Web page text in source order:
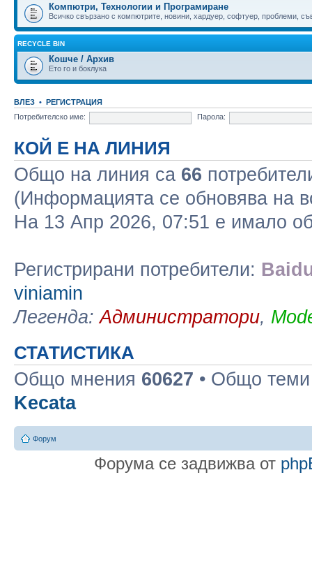
Компютри, Технологии и Програмиране
Всичко свързано с компютрите, новини, хардуер, софтуер, проблеми,
RECYCLE BIN
Кошче / Архив
Ето го и боклука
ВЛЕЗ • РЕГИСТРАЦИЯ
Потребителско име:
Парола:
КОЙ Е НА ЛИНИЯ
Общо на линия са 66
(Информацията се обновява на
На 13 Апр 2026, 07:51 е имало
Регистрирани потребители:
viniamin
Легенда:Администратори,
СТАТИСТИКА
Общо мнения 60627 • Общо
Kecata
Форум
Форума се задвижва от